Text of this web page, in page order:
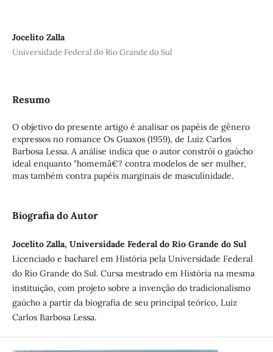
Jocelito Zalla
Universidade Federal do Rio Grande do Sul
Resumo
O objetivo do presente artigo é analisar os papéis de gênero
expressos no romance Os Guaxos (1959), de Luiz Carlos
Barbosa Lessa. A análise indica que o autor constrói o gaúcho
ideal enquanto "homemâ€? contra modelos de ser mulher,
mas também contra papéis marginais de masculinidade.
Biografia do Autor
Jocelito Zalla, Universidade Federal do Rio Grande do Sul
Licenciado e bacharel em História pela Universidade Federal
do Rio Grande do Sul. Cursa mestrado em História na mesma
instituição, com projeto sobre a invenção do tradicionalismo
gaúcho a partir da biografia de seu principal teórico, Luiz
Carlos Barbosa Lessa.